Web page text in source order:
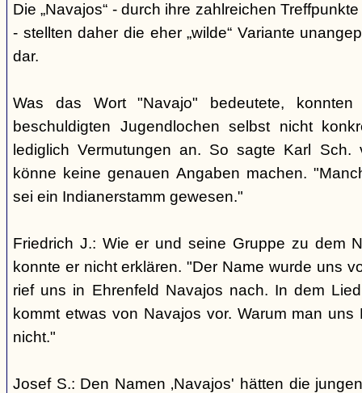
Die „Navajos“ - durch ihre zahlreichen
- stellten daher die eher „wilde“ Variante
dar.
Was das Wort "Navajo" bedeutete, konnten
beschuldigten Jugendlochen selbst nicht
lediglich Vermutungen an. So sagte Karl
könne keine genauen Angaben machen.
sei ein Indianerstamm gewesen."
Friedrich J.: Wie er und seine Gruppe zu dem
konnte er nicht erklären. "Der Name wurde uns
rief uns in Ehrenfeld Navajos nach. In dem
kommt etwas von Navajos vor. Warum man
nicht."
Josef S.: Den Namen ‚Navajos' hätten die